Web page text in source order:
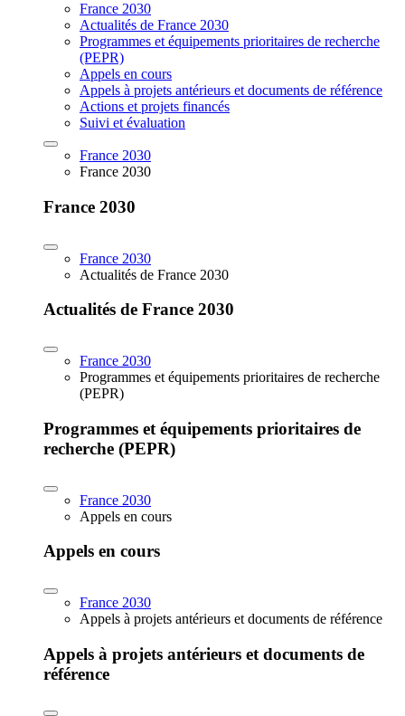
France 2030
Actualités de France 2030
Programmes et équipements prioritaires de recherche
(PEPR)
Appels en cours
Appels à projets antérieurs et documents de référence
Actions et projets financés
Suivi et évaluation
France 2030
France 2030
France 2030
France 2030
Actualités de France 2030
Actualités de France 2030
France 2030
Programmes et équipements prioritaires de recherche
(PEPR)
Programmes et équipements prioritaires de
recherche (PEPR)
France 2030
Appels en cours
Appels en cours
France 2030
Appels à projets antérieurs et documents de référence
Appels à projets antérieurs et documents de
référence